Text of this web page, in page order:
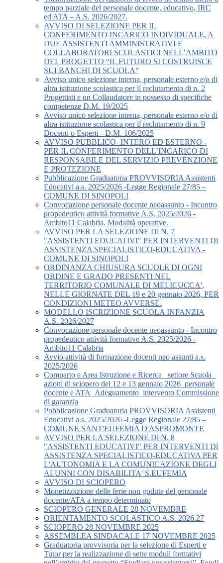
tempo parziale del personale docente, educativo, IRC
ed ATA – A.S. 2026/2027.
AVVISO DI SELEZIONE PER IL
CONFERIMENTO INCARICO INDIVIDUALE, A
DUE ASSISTENTI AMMINISTRATIVI E
COLLABORATORI SCOLASTICI NELL’AMBITO
DEL PROGETTO “IL FUTURO SI COSTRUISCE
SUI BANCHI DI SCUOLA”
Avviso unico selezione interna, personale esterno e/o di
altra istituzione scolastica per il reclutamento di n. 2
Progettisti e un Collaudatore in possesso di specifiche
competenze D.M. 19/2025
Avviso unico selezione interna, personale esterno e/o di
altra istituzione scolastica per il reclutamento di n. 9
Docenti o Esperti - D.M. 106/2025
AVVISO PUBBLICO- INTERO ED ESTERNO -
PER IL CONFERIMENTO DELL’INCARICO DI
RESPONSABILE DEL SERVIZIO PREVENZIONE
E PROTEZIONE
Pubblicazione Graduatoria PROVVISORIA Assistenti
Educativi a.s. 2025/2026 -Legge Regionale 27/85 –
COMUNE DI SINOPOLI
Convocazione personale docente neoassunto - Incontro
propedeutico attività formative A.S. 2025/2026 -
Ambito11 Calabria. Modalità operative.
AVVISO PER LA SELEZIONE Dl N. 7
"ASSISTENTI EDUCATIVI" PER INTERVENTI Dl
ASSISTENZA SPECIALISTICO-EDUCATIVA -
COMUNE DI SINOPOLI
ORDINANZA CHIUSURA SCUOLE DI OGNI
ORDINE E GRADO PRESENTI NEL
TERRITORIO COMUNALE DI MELICUCCA',
NELLE GIORNATE DEL 19 e 20 gennaio 2026, PER
CONDIZIONI METEO AVVERSE.
MODELLO ISCRIZIONE SCUOLA INFANZIA
A.S. 2026/2027
Convocazione personale docente neoassunto - Incontro
propedeutico attività formative A.S. 2025/2026 -
Ambito11 Calabria
Avvio attività di formazione docenti neo assunti a.s.
2025/2026
Comparto e Area Istruzione e Ricerca_ settore Scuola_
azioni di sciopero del 12 e 13 gennaio 2026_personale
docente e ATA_Adeguamento_intervento Commissione
di garanzia
Pubblicazione Graduatoria PROVVISORIA Assistenti
Educativi a.s. 2025/2026 -Legge Regionale 27/85 –
COMUNE SANT'EUFEMIA D'ASPROMONTE
AVVISO PER LA SELEZIONE Dl N. 8
"ASSISTENTI EDUCATIVI" PER INTERVENTI Dl
ASSISTENZA SPECIALISTICO-EDUCATIVA PER
L'AUTONOMIA E LA COMUNICAZIONE DEGLI
ALUNNI CON DISABILITA' S.EUFEMIA
AVVISO DI SCIOPERO
Monetizzazione delle ferie non godute del personale
docente/ATA a tempo determinato
SCIOPERO GENERALE 28 NOVEMBRE
ORIENTAMENTO SCOLASTICO A.S. 2026.27
SCIOPERO 28 NOVEMBRE 2025
ASSEMBLEA SINDACALE 17 NOVEMBRE 2025
Graduatoria provvisoria per la selezione di Esperti e
Tutor per la realizzazione di sette moduli formativi